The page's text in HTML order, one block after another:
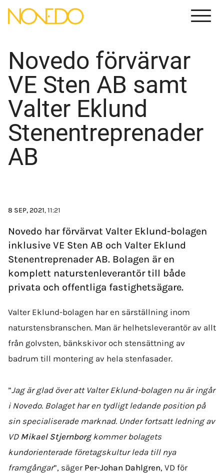
Menu
Novedo förvärvar
VE Sten AB samt
Valter Eklund
Stenentreprenader
AB
8 SEP, 2021, 11:21
Novedo har förvärvat Valter Eklund-bolagen
inklusive VE Sten AB och Valter Eklund
Stenentreprenader AB. Bolagen är en
komplett naturstenleverantör till både
privata och offentliga fastighetsägare.
Valter Eklund-bolagen har en särställning inom
naturstensbranschen. Man är helhetsleverantör av allt
från golvsten, bänkskivor och stensättning av
badrum till montering av hela stenfasader.
”Jag är glad över att Valter Eklund-bolagen nu är ingår
i Novedo. Bolaget har en tydligt ledande position på
sin specialiserade marknad. Under fortsatt ledning av
VD Mikael Stjernborgkommer bolagets
kundorienterade företagskultur leda till nya
framgångar”, säger Per-Johan Dahlgren, VD för